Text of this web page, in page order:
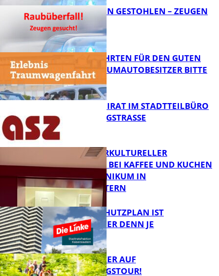
FB News
TEURE KETTEN GESTOHLEN – ZEUGEN
GESUCHT!
FB News
SPENDENFAHRTEN FÜR DEN GUTEN
ZWECK – TRAUMAUTOBESITZER BITTE
MELDEN!
FB News
SENIORENBEIRAT IM STADTTEILBÜRO
IN DER KÖNIGSTRASSE
FB Gesundheit
NEUER INTERKULTURELLER
TREFFPUNKT BEI KAFFEE UND KUCHEN
IM PFALZKLINIKUM IN
KAISERSLAUTERN
EIN HITZESCHUTZPLAN IST
NOTWENDIGER DENN JE
MIT DEM JÄGER AUF
ENTDECKUNGSTOUR!